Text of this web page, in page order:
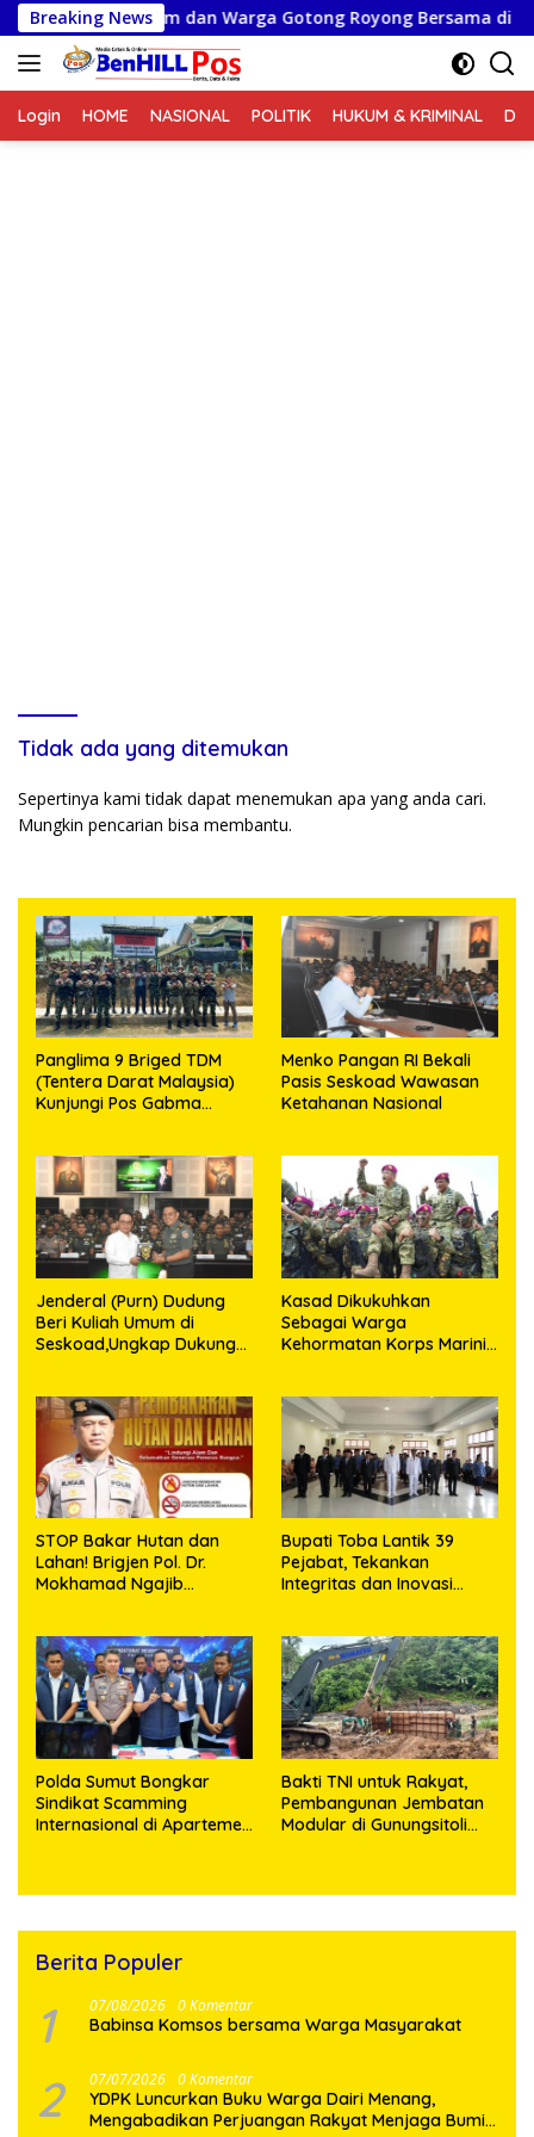
Langsung
ke
konten
Breaking Newsdan Warga Gotong Royong Bersama di Pasar
Login HOME NASIONAL POLITIK HUKUM & KRIMINAL
Tidak ada yang ditemukan
Sepertinya kami tidak dapat menemukan apa yang anda cari.
Mungkin pencarian bisa membantu.
Panglima 9 Briged TDM
(Tentera Darat Malaysia)
Kunjungi Pos Gabma
TDM
Menko Pangan RI Bekali
Pasis Seskoad Wawasan
Ketahanan Nasional
Jenderal (Purn) Dudung
Beri Kuliah Umum di
Seskoad,Ungkap Dukung
Kasad Dikukuhkan
Sebagai Warga
Kehormatan Korps Marinir
STOP Bakar Hutan dan
Lahan! Brigjen Pol. Dr.
Mokhamad Ngajib
Masa Depan!
Bupati Toba Lantik 39
Pejabat, Tekankan
Integritas dan Inovasi
Polda Sumut Bongkar
Sindikat Scamming
Internasional di Apartemen
Bakti TNI untuk Rakyat,
Pembangunan Jembatan
Modular di Gunungsitoli
Berita Populer
1 07/08/2026 0 Komentar
Babinsa Komsos bersama Warga Masyarakat
2 07/07/2026 0 Komentar
YDPK Luncurkan Buku Warga Dairi Menang,
Mengabadikan Perjuangan Rakyat Menjaga Bumi